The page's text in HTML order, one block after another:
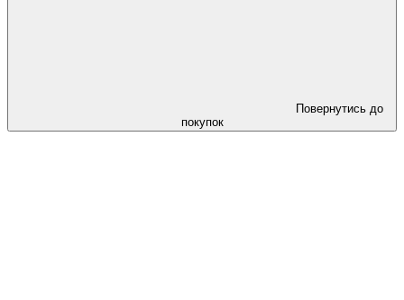
Повернутись до
покупок